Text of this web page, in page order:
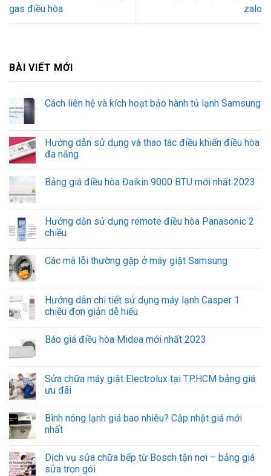
gas điều hòa
zalo
BÀI VIẾT MỚI
Cách liên hệ và kích hoạt bảo hành tủ lạnh Samsung
Hướng dẫn sử dụng và thao tác điều khiển điều hòa
đa năng
Bảng giá điều hòa Đaikin 9000 BTU mới nhất 2023
Hướng dẫn sử dụng remote điều hòa Panasonic 2
chiều
Các mã lỗi thường gặp ở máy giặt Samsung
Hướng dẫn chi tiết sử dụng máy lạnh Casper 1
chiều đơn giản dễ hiểu
Báo giá điều hòa Midea mới nhất 2023
Sửa chữa máy giặt Electrolux tại TP.HCM bảng giá
ưu đãi
Bình nóng lạnh giá bao nhiêu? Cập nhật giá mới
nhất
Dịch vụ sửa chữa bếp từ Bosch tận nơi – bảng giá
sửa trọn gói